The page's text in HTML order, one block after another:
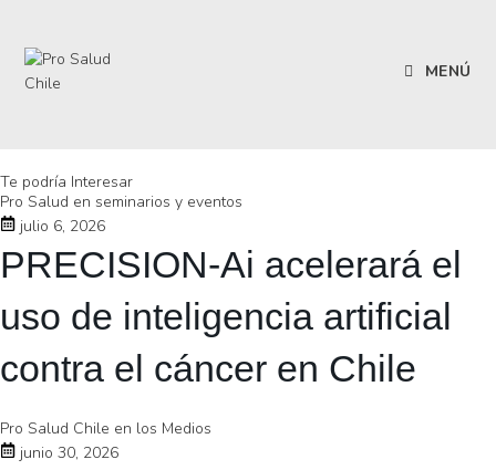
MENÚ
Te podría Interesar
Pro Salud en seminarios y eventos
julio 6, 2026
PRECISION-Ai acelerará el
uso de inteligencia artificial
contra el cáncer en Chile
Pro Salud Chile en los Medios
junio 30, 2026